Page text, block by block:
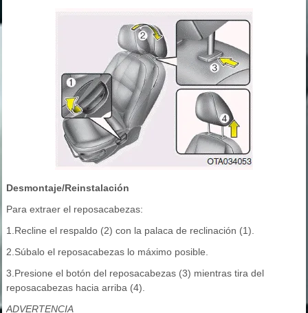
Desmontaje/Reinstalación
Para extraer el reposacabezas:
1.Recline el respaldo (2) con la palaca de reclinación (1).
2.Súbalo el reposacabezas lo máximo posible.
3.Presione el botón del reposacabezas (3) mientras tira del
reposacabezas hacia arriba (4).
ADVERTENCIA